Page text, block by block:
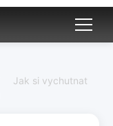
Jak si vychutnat